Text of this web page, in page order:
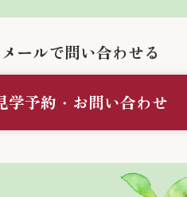
メールで問い合わせる
学予約・お問い合わせ